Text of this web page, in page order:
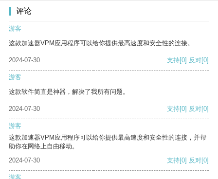
评论
游客
这款加速器VPM应用程序可以给你提供最高速度和安全性的连接。
2024-07-30 支持[0] 反对[0]
游客
这款软件简直是神器，解决了我所有问题。
2024-07-30 支持[0] 反对[0]
游客
这款加速器VPM应用程序可以给你提供最高速度和安全性的连接，并帮
助你在网络上自由移动。
2024-07-30
支持[0] 反对[0]
游客